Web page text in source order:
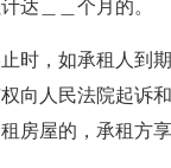
达＿＿个月的。
时，如承租人到
向人民法院起诉
房屋的，承租方享